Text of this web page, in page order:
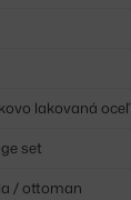
lakovaná oceľ
set
/ ottoman